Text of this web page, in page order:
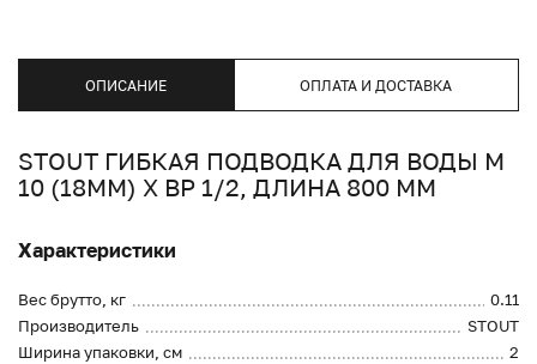
ОПИСАНИЕ ОПЛАТА И ДОСТАВКА
STOUT ГИБКАЯ ПОДВОДКА ДЛЯ ВОДЫ M
10 (18ММ) Х ВР 1/2, ДЛИНА 800 ММ
Характеристики
Вес брутто, кг
0.11
Производитель
STOUT
Ширина упаковки, см
2